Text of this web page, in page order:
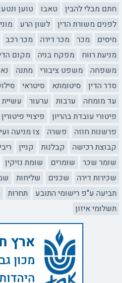
חתם מבלי להבין
טאבו טוען
לפנים משורת הדין
לשון הרע
מיסים
מכר מכר דירה מכר רכב
מניעת רווח
מפקח בניה מקום
משפחה
משפט ציבורי מתנה
סדר הדין
סיטומתא סיטראי
עד מומחה
ערבות ערעור
עשיית
פיטורי עובדת בהריון
פיצויי פיטורין
פרשנות חוזה
פשרה צו מניעה
קבוצת רכישה
קבלנות קניין
שומר שכר
שומרים שומת נזיקין
שכירות דירה
שכנים שליחות
תביעה ע"פ רישומי התובע
תחרות
תשלומי איזון